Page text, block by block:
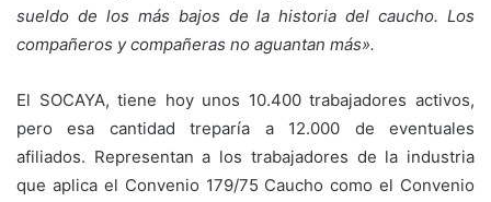
sueldo de los más bajos de la historia del caucho. Los
compañeros y compañeras no aguantan más».
El SOCAYA, tiene hoy unos 10.400 trabajadores activos,
pero esa cantidad treparía a 12.000 de eventuales
afiliados. Representan a los trabajadores de la industria
que aplica el Convenio 179/75 Caucho como el Convenio